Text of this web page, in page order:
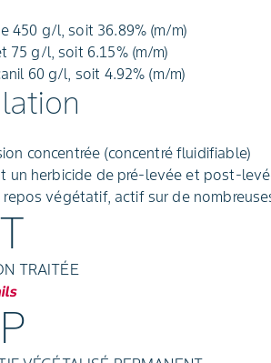
450 g/l, soit 36.89% (m/m)
75 g/l, soit 6.15% (m/m)
60 g/l, soit 4.92% (m/m)
concentrée (concentré fluidifiable)
un herbicide de pré-levée et post-
végétatif, actif sur de
TRAITÉE